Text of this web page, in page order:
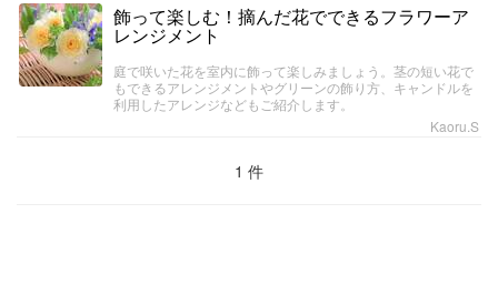
飾って楽しむ！摘んだ花でできるフラワーア
レンジメント
庭で咲いた花を室内に飾って楽しみましょう。茎の短い花で
もできるアレンジメントやグリーンの飾り方、キャンドルを
利用したアレンジなどもご紹介します。
Kaoru.S
1 件